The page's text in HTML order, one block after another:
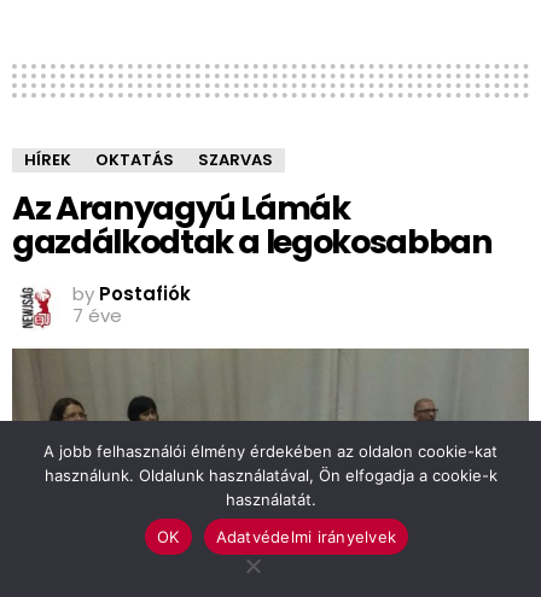
HÍREK OKTATÁS SZARVAS
Az Aranyagyú Lámák
gazdálkodtak a legokosabban
by Postafiók
7 éve
A jobb felhasználói élmény érdekében az oldalon cookie-kat
használunk. Oldalunk használatával, Ön elfogadja a cookie-k
használatát.
OK
Adatvédelmi irányelvek